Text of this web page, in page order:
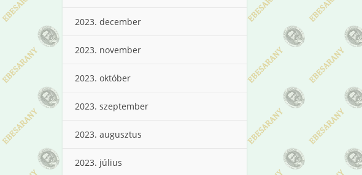
2023. december
2023. november
2023. október
2023. szeptember
2023. augusztus
2023. július